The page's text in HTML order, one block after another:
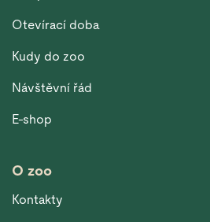
Otevírací doba
Kudy do zoo
Návštěvní řád
E-shop
O zoo
Kontakty